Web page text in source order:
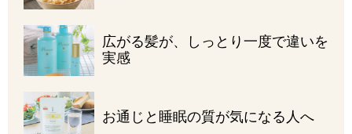
広がる髪が、しっとり 一度で違いを
実感
お通じと睡眠の質が気になる人へ